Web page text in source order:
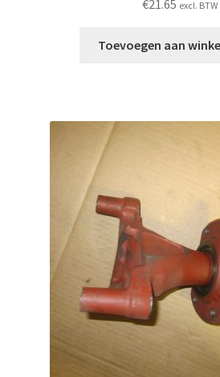
€21.65 excl. BTW
Toevoegen aan